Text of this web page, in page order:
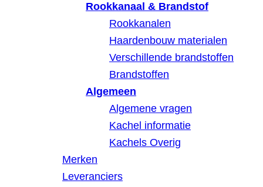
Rookkanaal & Brandstof
Rookkanalen
Haardenbouw materialen
Verschillende brandstoffen
Brandstoffen
Algemeen
Algemene vragen
Kachel informatie
Kachels Overig
Merken
Leveranciers